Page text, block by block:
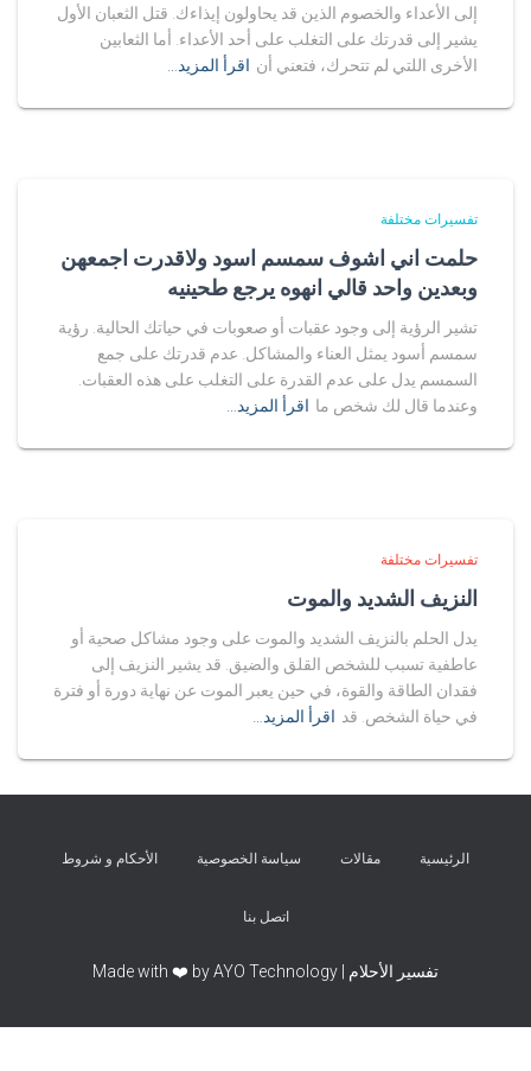
إلى الأعداء والخصوم الذين قد يحاولون إيذاءك. قتل الثعبان الأول
يشير إلى قدرتك على التغلب على أحد الأعداء. أما الثعابين
الأخرى اللتي لم تتحرك، فتعني أن اقرأ المزيد…
تفسيرات مختلفة
حلمت اني اشوف سمسم اسود ولاقدرت اجمعهن
وبعدين واحد قالي انهوه يرجع طحينيه
تشير الرؤية إلى وجود عقبات أو صعوبات في حياتك الحالية. رؤية
سمسم أسود يمثل العناء والمشاكل. عدم قدرتك على جمع
السمسم يدل على عدم القدرة على التغلب على هذه العقبات.
وعندما قال لك شخص ما اقرأ المزيد…
تفسيرات مختلفة
النزيف الشديد والموت
يدل الحلم بالنزيف الشديد والموت على وجود مشاكل صحية أو
عاطفية تسبب للشخص القلق والضيق. قد يشير النزيف إلى
فقدان الطاقة والقوة، في حين يعبر الموت عن نهاية دورة أو فترة
في حياة الشخص. قد اقرأ المزيد…
الرئيسية مقالات سياسة الخصوصية الأحكام و شروط
اتصل بنا
تفسير الأحلام | Made with ❤️ by AYO Technology